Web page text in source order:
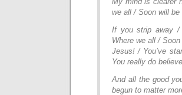
we all / Soon will be
If you strip away
Where we all /
Jesus! / You’ve
You really do
And all the good
begun to matter